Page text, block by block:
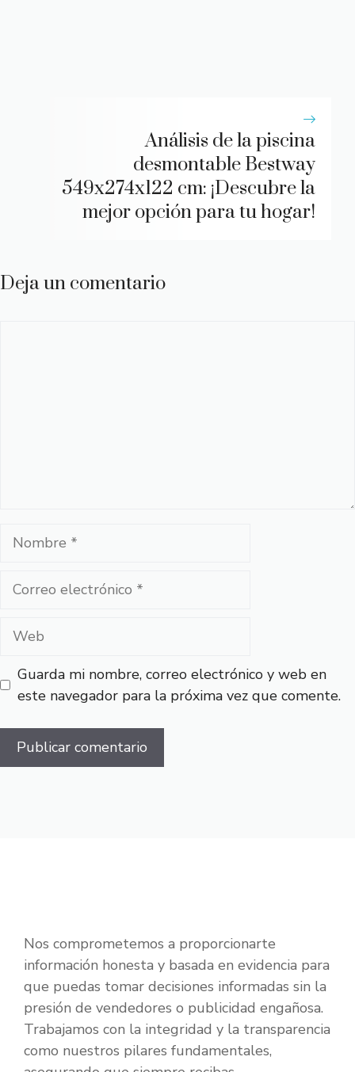
Análisis de la piscina
desmontable Bestway
549x274x122 cm: ¡Descubre la
mejor opción para tu hogar!
Deja un comentario
Nombre
Correo
Web
Guarda mi nombre, correo electrónico y web en
este navegador para la próxima vez que comente.
Nos comprometemos a proporcionarte
información honesta y basada en evidencia para
que puedas tomar decisiones informadas sin la
presión de vendedores o publicidad engañosa.
Trabajamos con la integridad y la transparencia
como nuestros pilares fundamentales,